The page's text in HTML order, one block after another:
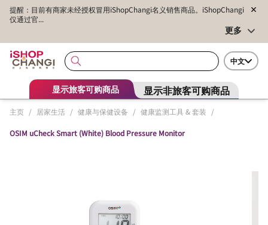
提醒：目前有商家未经授权冒用iShopChangi名义销售商品。iShopChangi
仅通过官...
更多
中文
显示旅客可购商品 显示非旅客可购商品
主页 / 居家生活 / 健康与保健设备 / 健康监测工具 & 套装 /
OSIM uCheck Smart (White) Blood Pressure Monitor